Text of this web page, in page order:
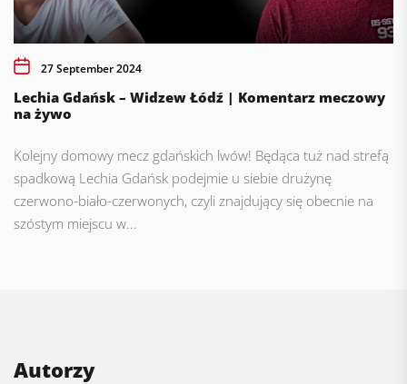
27 September 2024
Lechia Gdańsk – Widzew Łódź | Komentarz meczowy
na żywo
Kolejny domowy mecz gdańskich lwów! Będąca tuż nad strefą
spadkową Lechia Gdańsk podejmie u siebie drużynę
czerwono-biało-czerwonych, czyli znajdujący się obecnie na
szóstym miejscu w...
Autorzy